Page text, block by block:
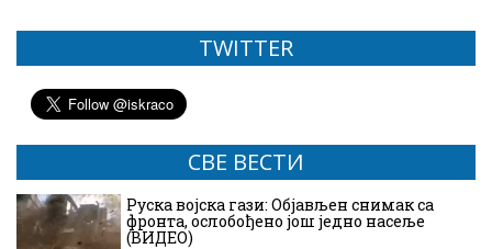
TWITTER
СВЕ ВЕСТИ
Руска војска гази: Објављен снимак са
фронта, ослобођено још једно насеље
(ВИДЕО)